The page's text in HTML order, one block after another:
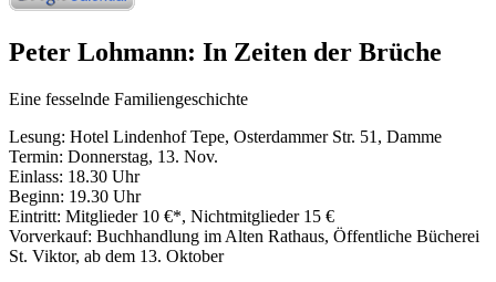
Peter Lohmann: In Zeiten der Brüche
Eine fesselnde Familiengeschichte
Lesung: Hotel Lindenhof Tepe, Osterdammer Str. 51, Damme
Termin: Donnerstag, 13. Nov.
Einlass: 18.30 Uhr
Beginn: 19.30 Uhr
Eintritt: Mitglieder 10 €*, Nichtmitglieder 15 €
Vorverkauf: Buchhandlung im Alten Rathaus, Öffentliche Bücherei
St. Viktor, ab dem 13. Oktober